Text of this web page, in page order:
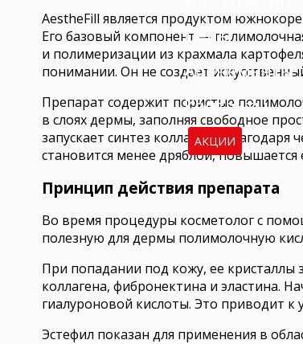
Цены
Абонементы
Контакты
АКЦИИ
AestheFill является продуктом
Его базовый компонент —
и полимеризации из крахмала
понимании. Он не создает
Препарат содержит пористые
в слоях дермы, заполняя свободное
запускает синтез коллагена,
становится менее дряблой, повышается
Принцип действия препарата
Во время процедуры косметолог с
полезную для дермы полимолочную
При попадании под кожу, ее кристаллы
коллагена, фибронектина и эластина.
гиалуроновой кислоты. Это приводит
Эстефил показан для применения в